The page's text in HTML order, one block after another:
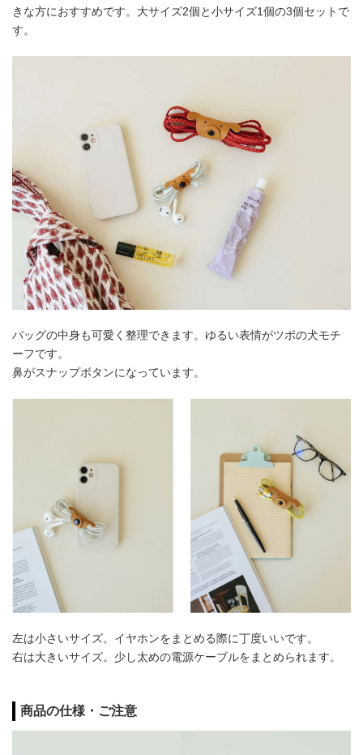
きな方におすすめです。大サイズ2個と小サイズ1個の3個セットで
す。
バッグの中身も可愛く整理できます。ゆるい表情がツボの犬モチ
ーフです。
鼻がスナップボタンになっています。
左は小さいサイズ。イヤホンをまとめる際に丁度いいです。
右は大きいサイズ。少し太めの電源ケーブルをまとめられます。
商品の仕様・ご注意